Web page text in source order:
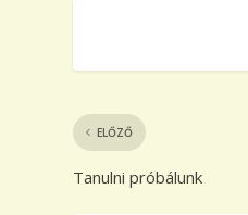
ELŐZŐ
Tanulni próbálunk